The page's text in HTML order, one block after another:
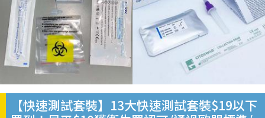
【快速測試套裝】13大快速測試套裝$19以下